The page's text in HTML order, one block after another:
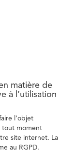
matière de
à l’utilisation
l’objet
tout moment
site internet. La
au RGPD.